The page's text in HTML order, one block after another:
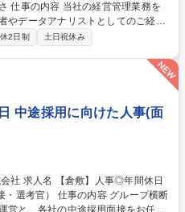
を
やデータアナリストとしてのご経験
料作成 ■会計実績管理 ■会計実績デ
）■取りまとめた実績分析を元にし
■その他 ■施策・投資承認を判断す
トへの参画 募集職種 【台
福利厚生充実で働きやすさ
2日制 土日祝休み
中途採用に向けた人事(面
間休日
容 グループ横断
営と、各社の中途採用面接をお任せ